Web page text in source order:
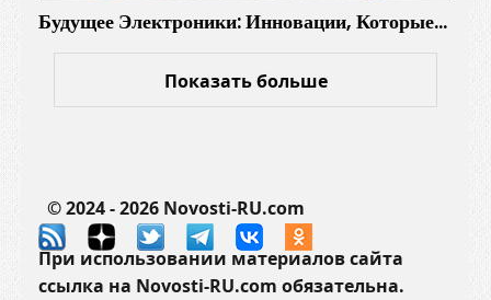
Будущее Электроники: Инновации, Которые…
Показать больше
© 2024 - 2026 Novosti-RU.com
При использовании материалов сайта
ссылка на Novosti-RU.com обязательна.